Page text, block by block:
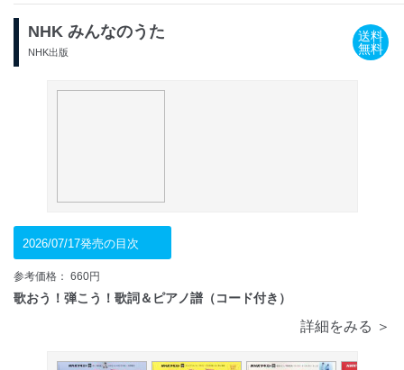
NHK みんなのうた
NHK出版
送料
無料
2026/07/17発売の目次
参考価格： 660円
歌おう！弾こう！歌詞＆ピアノ譜（コード付き）
詳細をみる ＞